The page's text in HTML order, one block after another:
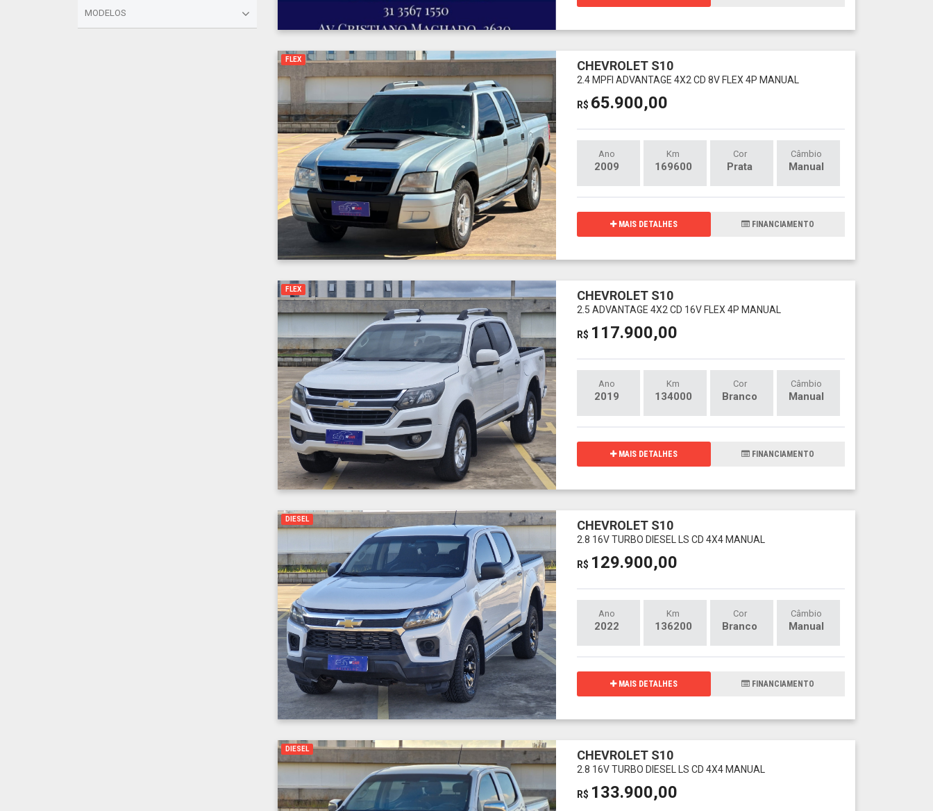
MODELOS
FLEX CHEVROLET S10
2.4 MPFI ADVANTAGE 4X2 CD 8V FLEX 4P MANUAL
R$ 65.900,00
Ano
2009
Km
169600
Cor
Prata
Câmbio
Manual
MAIS DETALHES FINANCIAMENTO
FLEX CHEVROLET S10
2.5 ADVANTAGE 4X2 CD 16V FLEX 4P MANUAL
R$ 117.900,00
Ano
2019
Km
134000
Cor
Branco
Câmbio
Manual
MAIS DETALHES FINANCIAMENTO
DIESEL CHEVROLET S10
2.8 16V TURBO DIESEL LS CD 4X4 MANUAL
R$ 129.900,00
Ano
2022
Km
136200
Cor
Branco
Câmbio
Manual
MAIS DETALHES FINANCIAMENTO
DIESEL CHEVROLET S10
2.8 16V TURBO DIESEL LS CD 4X4 MANUAL
R$ 133.900,00